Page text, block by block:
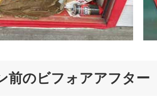
前のビフォアアフター